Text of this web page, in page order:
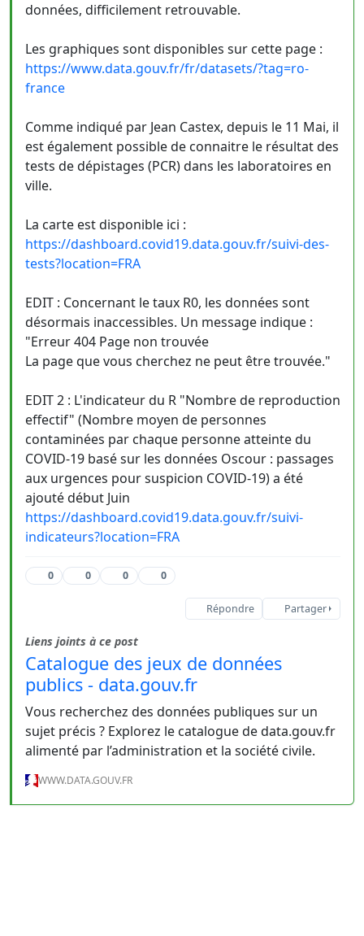
données, difficilement retrouvable.
Les graphiques sont disponibles sur cette page :
https://www.data.gouv.fr/fr/datasets/?tag=ro-
france
Comme indiqué par Jean Castex, depuis le 11 Mai, il
est également possible de connaitre le résultat des
tests de dépistages (PCR) dans les laboratoires en
ville.
La carte est disponible ici :
https://dashboard.covid19.data.gouv.fr/suivi-des-
tests?location=FRA
EDIT : Concernant le taux R0, les données sont
désormais inaccessibles. Un message indique :
"Erreur 404 Page non trouvée
La page que vous cherchez ne peut être trouvée."
EDIT 2 : L'indicateur du R "Nombre de reproduction
effectif" (Nombre moyen de personnes
contaminées par chaque personne atteinte du
COVID-19 basé sur les données Oscour : passages
aux urgences pour suspicion COVID-19) a été
ajouté début Juin
https://dashboard.covid19.data.gouv.fr/suivi-
indicateurs?location=FRA
0 0 0 0
Répondre Partager
Liens joints à ce post
Catalogue des jeux de données
publics - data.gouv.fr
Vous recherchez des données publiques sur un
sujet précis ? Explorez le catalogue de data.gouv.fr
alimenté par l’administration et la société civile.
WWW.DATA.GOUV.FR